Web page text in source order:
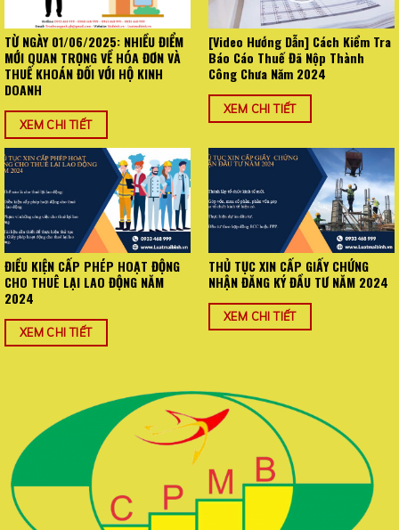
TỪ NGÀY 01/06/2025: NHIỀU ĐIỂM
MỚI QUAN TRỌNG VỀ HÓA ĐƠN VÀ
THUẾ KHOÁN ĐỐI VỚI HỘ KINH
DOANH
XEM CHI TIẾT
[Video Hướng Dẫn] Cách Kiểm Tra
Báo Cáo Thuế Đã Nộp Thành
Công Chưa Năm 2024
XEM CHI TIẾT
ĐIỀU KIỆN CẤP PHÉP HOẠT ĐỘNG
CHO THUÊ LẠI LAO ĐỘNG NĂM
2024
XEM CHI TIẾT
THỦ TỤC XIN CẤP GIẤY CHỨNG
NHẬN ĐĂNG KÝ ĐẦU TƯ NĂM 2024
XEM CHI TIẾT